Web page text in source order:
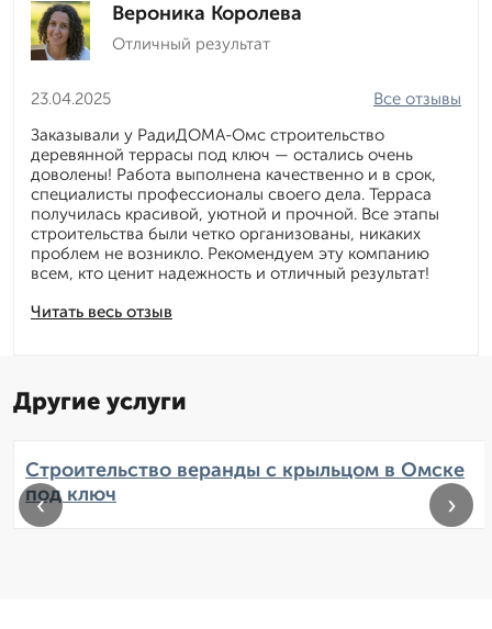
Вероника Королева
Отличный результат
23.04.2025
Читать весь отзыв
Все отзывы
Заказывали у РадиДОМА-Омс строительство
деревянной террасы под ключ — остались очень
доволены! Работа выполнена качественно и в срок,
специалисты профессионалы своего дела. Терраса
получилась красивой, уютной и прочной. Все этапы
строительства были четко организованы, никаких
проблем не возникло. Рекомендуем эту компанию
всем, кто ценит надежность и отличный результат!
Другие услуги
Строительство веранды с крыльцом в Омске
под ключ
‹ ›